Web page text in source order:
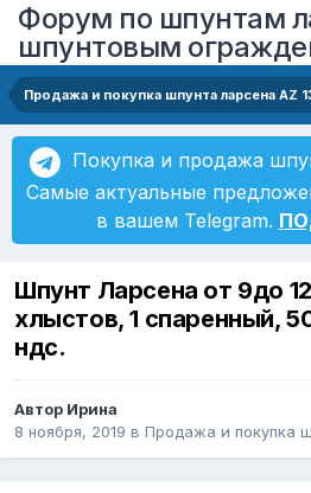
Форум по шпунтам
шпунтовым
Продажа и покупка шпунта ларсена AZ
Покупка и продажа
Самые актуальные
в вашем Telegram.
Шпунт Ларсена от 9до
хлыстов, 1 спаренный,
ндс.
Автор Ирина
8 ноября, 2019 в Продажа и покупка